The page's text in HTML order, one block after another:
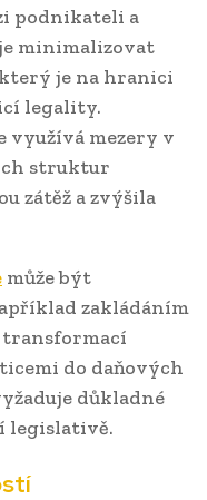
podnikateli a
minimalizovat
je na hranici
legality.
využívá mezery v
struktur
zátěž a zvýšila
může být
zakládáním
transformací
do daňových
důkladné
legislativě.